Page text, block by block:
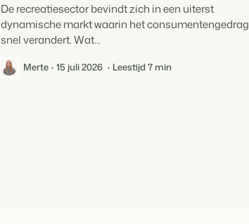
De recreatiesector bevindt zich in een uiterst
dynamische markt waarin het consumentengedrag
snel verandert. Wat...
Merte 15 juli 2026 Leestijd 7 min